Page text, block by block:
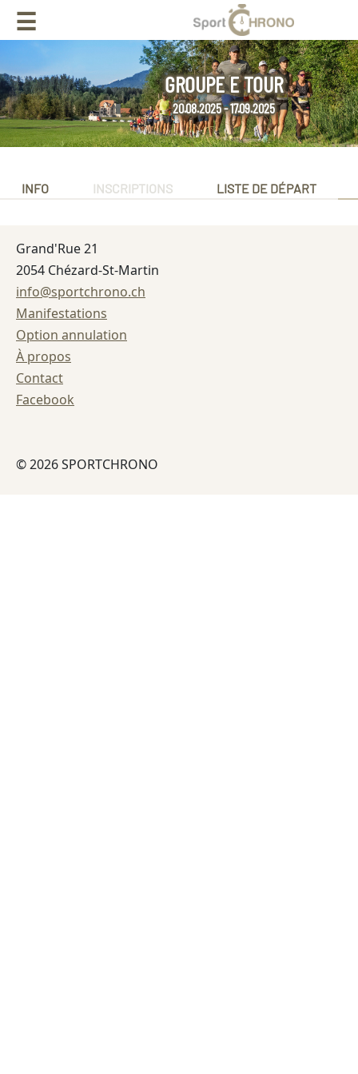
☰
GROUPE E TOUR
20.08.2025 - 17.09.2025
INFO INSCRIPTIONS LISTE DE DÉPART
Grand'Rue 21
2054 Chézard-St-Martin
info@sportchrono.ch
Manifestations
Option annulation
À propos
Contact
Facebook
© 2026 SPORTCHRONO